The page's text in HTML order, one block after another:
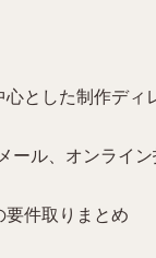
とした制作ディ
ール、オンライ
要件取りまとめ